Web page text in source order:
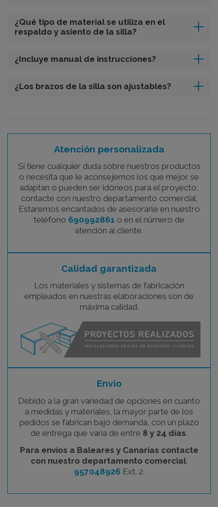
¿Qué tipo de material se utiliza en el
respaldo y asiento de la silla?
¿Incluye manual de instrucciones?
¿Los brazos de la silla son ajustables?
Atención personalizada
Si tiene cualquier duda sobre nuestros productos
o necesita que le aconsejemos los que mejor se
adaptan o pueden ser idóneos para el proyecto,
contacte con nuestro departamento comercial.
Estaremos encantados de asesorarle en nuestro
teléfono 690992861 o en el número de
atención al cliente.
Calidad garantizada
Los materiales y sistemas de fabricación
empleados en nuestras elaboraciones son de
máxima calidad.
Envío
Debido a la gran variedad de opciones en cuanto
a medidas y materiales, la mayor parte de los
pedidos se fabrican bajo demanda, con un plazo
de entrega que varía de entre 8 y 24 días.
Para envíos a Baleares y Canarias contacte
con nuestro departamento comercial:
957048926 Ext. 2.